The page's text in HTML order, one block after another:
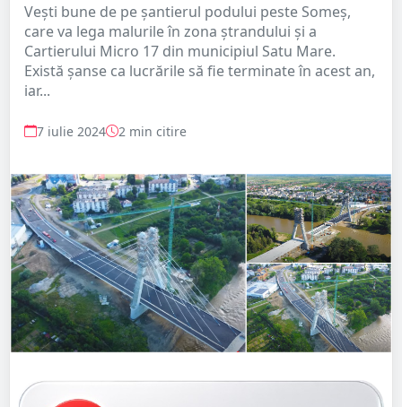
Vești bune de pe șantierul podului peste Someș,
care va lega malurile în zona ștrandului și a
Cartierului Micro 17 din municipiul Satu Mare.
Există șanse ca lucrările să fie terminate în acest an,
iar...
7 iulie 2024 2 min citire